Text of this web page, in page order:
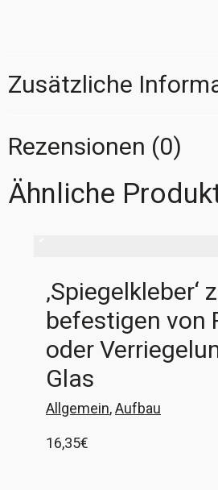
Zusätzliche
Rezensionen (0)
Ähnliche
‚Spiegelkleber‘
befestigen von
oder
Glas
Allgemein,Aufbau
16,35€